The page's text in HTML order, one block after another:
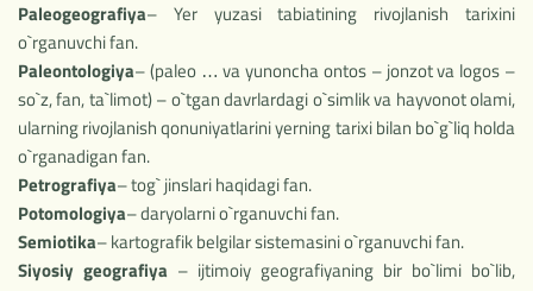
Paleogeografiya– Yer yuzasi tabiatining rivojlanish tarixini
o`rganuvchi fan.
Paleontologiya– (paleo … va yunoncha ontos – jonzot va logos –
so`z, fan, ta`limot) – o`tgan davrlardagi o`simlik va hayvonot olami,
ularning rivojlanish qonuniyatlarini yerning tarixi bilan bo`g`liq holda
o`rganadigan fan.
Petrografiya– tog` jinslari haqidagi fan.
Potomologiya– daryolarni o`rganuvchi fan.
Semiotika– kartografik belgilar sistemasini o`rganuvchi fan.
Siyosiy geografiya – ijtimoiy geografiyaning bir bo`limi bo`lib,